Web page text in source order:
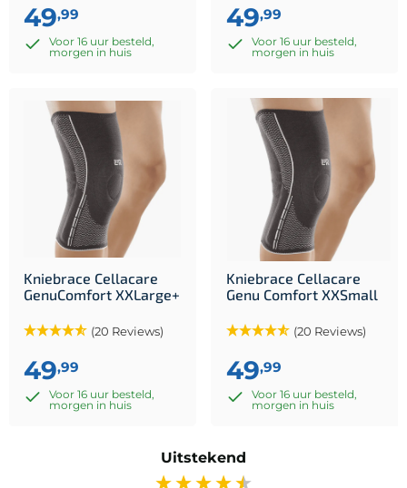
49,99
Voor 16 uur besteld,
morgen in huis
49,99
Voor 16 uur besteld,
morgen in huis
Kniebrace Cellacare
GenuComfort XXLarge+
(20 Reviews)
49,99
Voor 16 uur besteld,
morgen in huis
Kniebrace Cellacare
Genu Comfort XXSmall
(20 Reviews)
49,99
Voor 16 uur besteld,
morgen in huis
Uitstekend